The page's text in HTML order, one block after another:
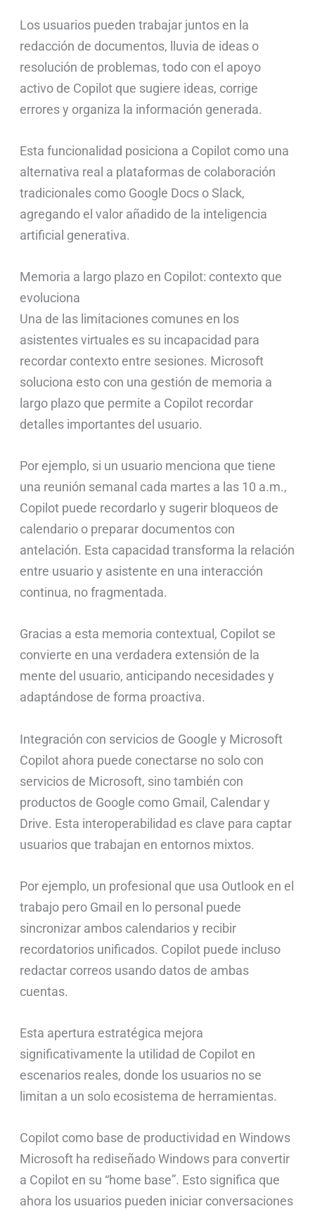
Los usuarios pueden trabajar juntos en la
redacción de documentos, lluvia de ideas o
resolución de problemas, todo con el apoyo
activo de Copilot que sugiere ideas, corrige
errores y organiza la información generada.
Esta funcionalidad posiciona a Copilot como una
alternativa real a plataformas de colaboración
tradicionales como Google Docs o Slack,
agregando el valor añadido de la inteligencia
artificial generativa.
Memoria a largo plazo en Copilot: contexto que
evoluciona
Una de las limitaciones comunes en los
asistentes virtuales es su incapacidad para
recordar contexto entre sesiones. Microsoft
soluciona esto con una gestión de memoria a
largo plazo que permite a Copilot recordar
detalles importantes del usuario.
Por ejemplo, si un usuario menciona que tiene
una reunión semanal cada martes a las 10 a.m.,
Copilot puede recordarlo y sugerir bloqueos de
calendario o preparar documentos con
antelación. Esta capacidad transforma la relación
entre usuario y asistente en una interacción
continua, no fragmentada.
Gracias a esta memoria contextual, Copilot se
convierte en una verdadera extensión de la
mente del usuario, anticipando necesidades y
adaptándose de forma proactiva.
Integración con servicios de Google y Microsoft
Copilot ahora puede conectarse no solo con
servicios de Microsoft, sino también con
productos de Google como Gmail, Calendar y
Drive. Esta interoperabilidad es clave para captar
usuarios que trabajan en entornos mixtos.
Por ejemplo, un profesional que usa Outlook en el
trabajo pero Gmail en lo personal puede
sincronizar ambos calendarios y recibir
recordatorios unificados. Copilot puede incluso
redactar correos usando datos de ambas
cuentas.
Esta apertura estratégica mejora
significativamente la utilidad de Copilot en
escenarios reales, donde los usuarios no se
limitan a un solo ecosistema de herramientas.
Copilot como base de productividad en Windows
Microsoft ha rediseñado Windows para convertir
a Copilot en su “home base”. Esto significa que
ahora los usuarios pueden iniciar conversaciones